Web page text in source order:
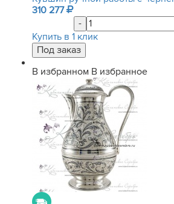
310 277
-
Купить в 1 клик
В избранном В избранное